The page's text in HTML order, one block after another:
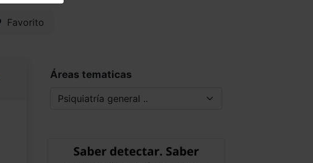
Favorito
Áreas tematicas